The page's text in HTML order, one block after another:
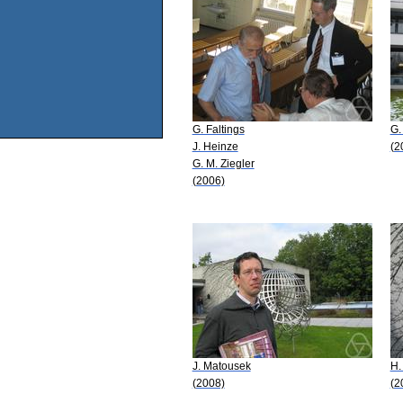
G. Faltings
J. Heinze
G. M. Ziegler
(2006)
J. Matousek
(2008)